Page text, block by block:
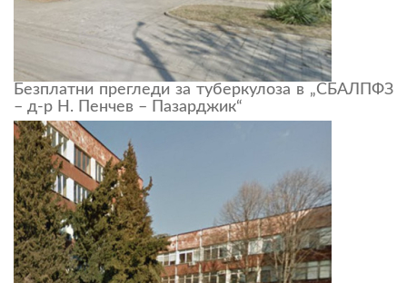
Безплатни прегледи за туберкулоза в „СБАЛПФЗ
– д-р Н. Пенчев – Пазарджик“